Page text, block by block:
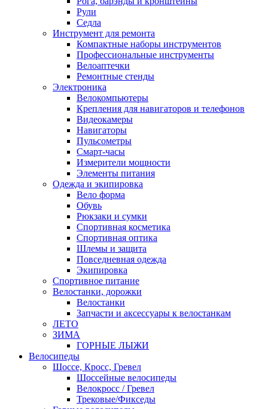
Рули
Седла
Инструмент для ремонта
Компактные наборы инструментов
Профессиональные инструменты
Велоаптечки
Ремонтные стенды
Электроника
Велокомпьютеры
Крепления для навигаторов и телефонов
Видеокамеры
Навигаторы
Пульсометры
Смарт-часы
Измерители мощности
Элементы питания
Одежда и экипировка
Вело форма
Обувь
Рюкзаки и сумки
Спортивная косметика
Спортивная оптика
Шлемы и защита
Повседневная одежда
Экипировка
Спортивное питание
Велостанки, дорожки
Велостанки
Запчасти и аксессуары к велостанкам
ЛЕТО
ЗИМА
ГОРНЫЕ ЛЫЖИ
Велосипеды
Шоссе, Кросс, Гревел
Шоссейные велосипеды
Велокросс / Гревел
Трековые/Фикседы